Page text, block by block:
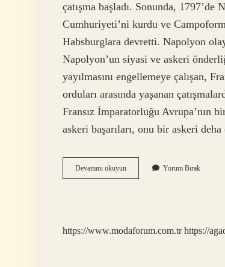
çatışma başladı. Sonunda,
Cumhuriyeti’ni kurdu ve
Habsburglara devretti. Napolyon
Napolyon’un siyasi ve askeri
yayılmasını engellemeye çalışan,
orduları arasında yaşanan
Fransız İmparatorluğu Avrupa’nın
askeri başarıları, onu bir askeri
Devamını okuyunNapolyon
Hangi
Yorum Bırak
https://www.modaforum.com.tr https://